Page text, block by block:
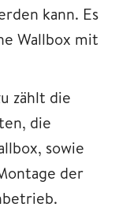
kann. Es
Wallbox mit
zählt die
die
sowie
der